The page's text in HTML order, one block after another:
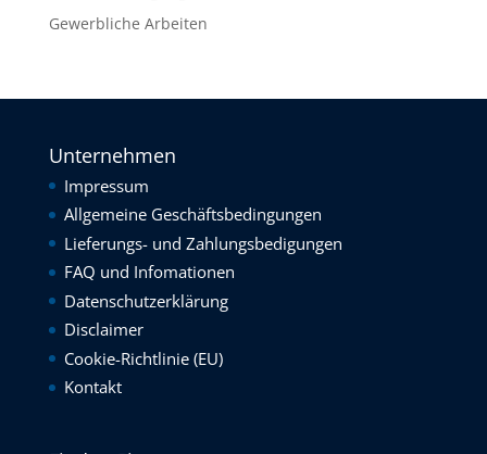
Gewerbliche Arbeiten
Unternehmen
Impressum
Allgemeine Geschäftsbedingungen
Lieferungs- und Zahlungsbedigungen
FAQ und Infomationen
Datenschutzerklärung
Disclaimer
Cookie-Richtlinie (EU)
Kontakt